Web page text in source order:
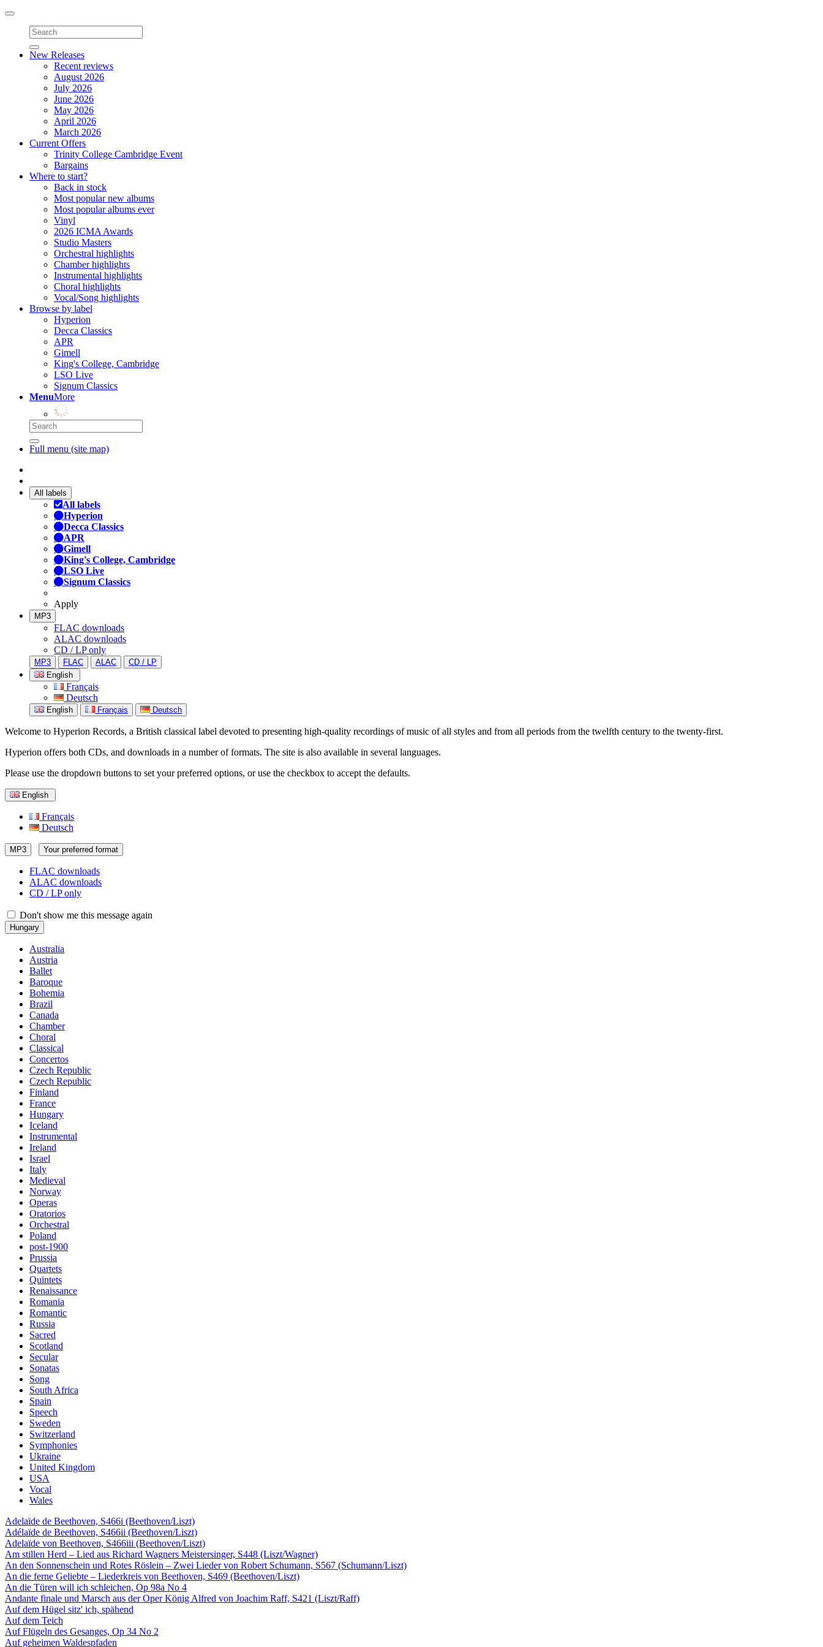
Toggle
navigation
New Releases
Recent reviews
August 2026
July 2026
June 2026
May 2026
April 2026
March 2026
Current Offers
Trinity College Cambridge Event
Bargains
Where to start?
Back in stock
Most popular new albums
Most popular albums ever
Vinyl
2026 ICMA Awards
Studio Masters
Orchestral highlights
Chamber highlights
Instrumental highlights
Choral highlights
Vocal/Song highlights
Browse by label
Hyperion
Decca Classics
APR
Gimell
King's College, Cambridge
LSO Live
Signum Classics
MenuMore
Full menu (site map)
All labels
All labels
Hyperion
Decca Classics
APR
Gimell
King's College, Cambridge
LSO Live
Signum Classics
Apply
MP3
FLAC downloads
ALAC downloads
CD / LP only
MP3 FLAC ALAC
CD / LP
English
Français
Deutsch
English Français Deutsch
Welcome to Hyperion Records, a British classical label devoted to presenting high-quality recordings of music of all styles and from all periods from the twelfth century to the twenty-first.
Hyperion offers both CDs, and downloads in a number of formats. The site is also available in several languages.
Please use the dropdown buttons to set your preferred options, or use the checkbox to accept the defaults.
English
Français
Deutsch
MP3 Your preferred format
FLAC downloads
ALAC downloads
CD / LP only
Don't show me this message again
Hungary
Australia
Austria
Ballet
Baroque
Bohemia
Brazil
Canada
Chamber
Choral
Classical
Concertos
Czech Republic
Czech Republic
Finland
France
Hungary
Iceland
Instrumental
Ireland
Israel
Italy
Medieval
Norway
Operas
Oratorios
Orchestral
Poland
post-1900
Prussia
Quartets
Quintets
Renaissance
Romania
Romantic
Russia
Sacred
Scotland
Secular
Sonatas
Song
South Africa
Spain
Speech
Sweden
Switzerland
Symphonies
Ukraine
United Kingdom
USA
Vocal
Wales
Adelaïde de Beethoven, S466i (Beethoven/Liszt)
Adélaïde de Beethoven, S466ii (Beethoven/Liszt)
Adelaïde von Beethoven, S466iii (Beethoven/Liszt)
Am stillen Herd – Lied aus Richard Wagners Meistersinger, S448 (Liszt/Wagner)
An den Sonnenschein und Rotes Röslein – Zwei Lieder von Robert Schumann, S567 (Schumann/Liszt)
An die ferne Geliebte – Liederkreis von Beethoven, S469 (Beethoven/Liszt)
An die Türen will ich schleichen, Op 98a No 4
Andante finale und Marsch aus der Oper König Alfred von Joachim Raff, S421 (Liszt/Raff)
Auf dem Hügel sitz' ich, spähend
Auf dem Teich
Auf Flügeln des Gesanges, Op 34 No 2
Auf geheimen Waldespfaden